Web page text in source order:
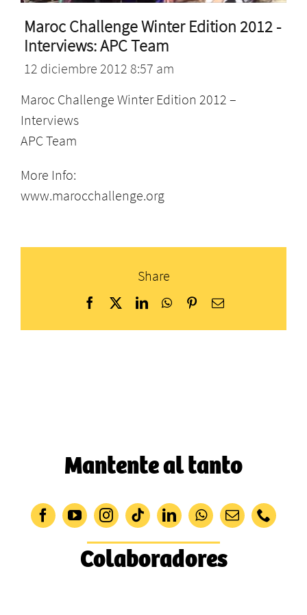
Maroc Challenge Winter Edition 2012 -
Interviews: APC Team
12 diciembre 2012 8:57 am
Maroc Challenge Winter Edition 2012 –
Interviews
APC Team
More Info:
www.marocchallenge.org
Share
Facebook
X LinkedInWhatsApp
PinterestCorreo
Mantente al tanto
Colaboradores